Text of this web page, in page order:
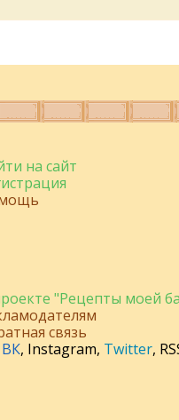
на сайт
"Рецепты моей
связь
ВК, Instagram, Twitter,